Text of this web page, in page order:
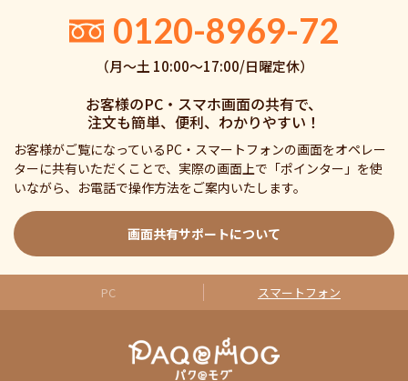
0120-8969-72
（月〜土 10:00〜17:00/日曜定休）
お客様のPC・スマホ画面の共有で、
注文も簡単、便利、わかりやすい！
お客様がご覧になっているPC・スマートフォンの画面をオペレー
ターに共有いただくことで、実際の画面上で「ポインター」を使
いながら、お電話で操作方法をご案内いたします。
画面共有サポートについて
PC スマートフォン